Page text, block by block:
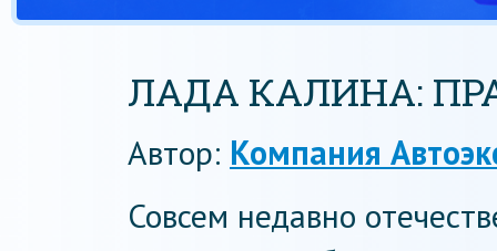
ЛАДА КАЛИНА:
Автор: Компания
Совсем недавно